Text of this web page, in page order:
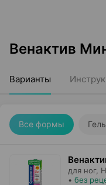
Венактив
Варианты
Все формы
для ног,
• без